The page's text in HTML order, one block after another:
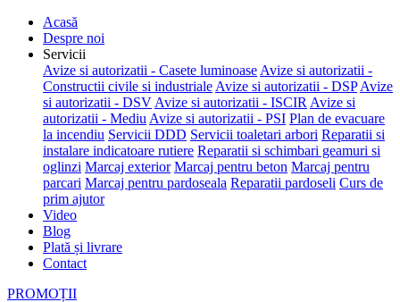
Acasă
Despre noi
Servicii
Avize si autorizatii - Casete luminoase Avize si autorizatii -
Constructii civile si industriale Avize si autorizatii - DSP Avize
si autorizatii - DSV Avize si autorizatii - ISCIR Avize si
autorizatii - Mediu Avize si autorizatii - PSI Plan de evacuare
la incendiu Servicii DDD Servicii toaletari arbori Reparatii si
instalare indicatoare rutiere Reparatii si schimbari geamuri si
oglinzi Marcaj exterior Marcaj pentru beton Marcaj pentru
parcari Marcaj pentru pardoseala Reparatii pardoseli Curs de
prim ajutor
Video
Blog
Plată și livrare
Contact
PROMOȚII